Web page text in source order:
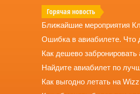
Горячая новость
Ближайшие мероприятия
Ошибка в авиабилете. Что
Как дешево забронировать
Найдите авиабилет по
Как выгодно летать на